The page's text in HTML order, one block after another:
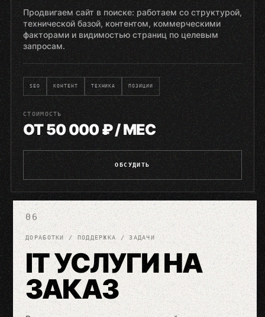
Продвигаем сайт в поиске: работаем со структурой,
технической базой, контентом, коммерческими
факторами и видимостью страниц по целевым
запросам.
SEO КОНТЕНТ ТЕХНИКА ПОЗИЦИИ
СТОИМОСТЬ
ОТ 50 000 ₽ / МЕС
ОБСУДИТЬ
06
ДОРАБОТКИ / ПОДДЕРЖКА / ЗАДАЧИ
IT УСЛУГИ НА
ЗАКАЗ